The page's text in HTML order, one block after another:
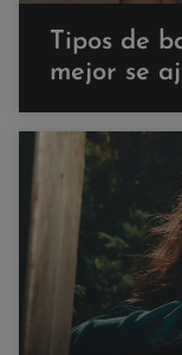
Tipos de
mejor se